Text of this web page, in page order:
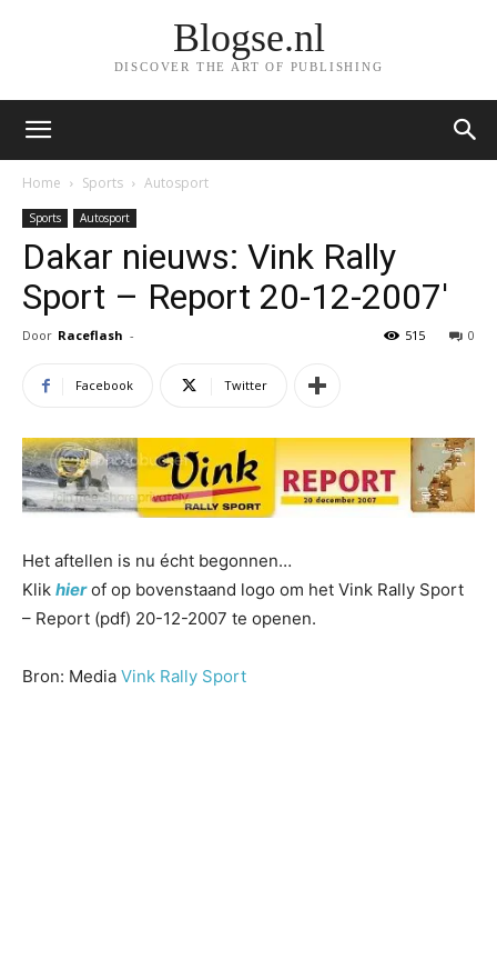
Blogse.nl
DISCOVER THE ART OF PUBLISHING
Home Sports Autosport
Sports Autosport
Dakar nieuws: Vink Rally
Sport – Report 20-12-2007′
Door Raceflash - 0
515
Facebook Twitter
Het aftellen is nu écht begonnen…
Klik hierof op bovenstaand logo om het Vink Rally Sport
– Report (pdf) 20-12-2007 te openen.
Bron: Media Vink Rally Sport